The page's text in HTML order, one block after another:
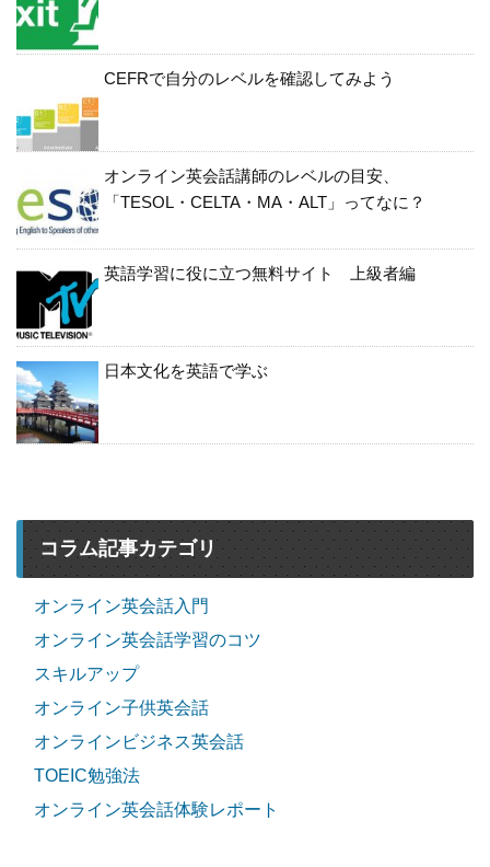
CEFRで自分のレベルを確認してみよう
オンライン英会話講師のレベルの目安、
「TESOL・CELTA・MA・ALT」ってなに？
英語学習に役に立つ無料サイト 上級者編
日本文化を英語で学ぶ
コラム記事カテゴリ
オンライン英会話入門
オンライン英会話学習のコツ
スキルアップ
オンライン子供英会話
オンラインビジネス英会話
TOEIC勉強法
オンライン英会話体験レポート